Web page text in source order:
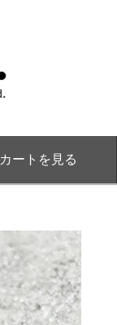
カートを見る